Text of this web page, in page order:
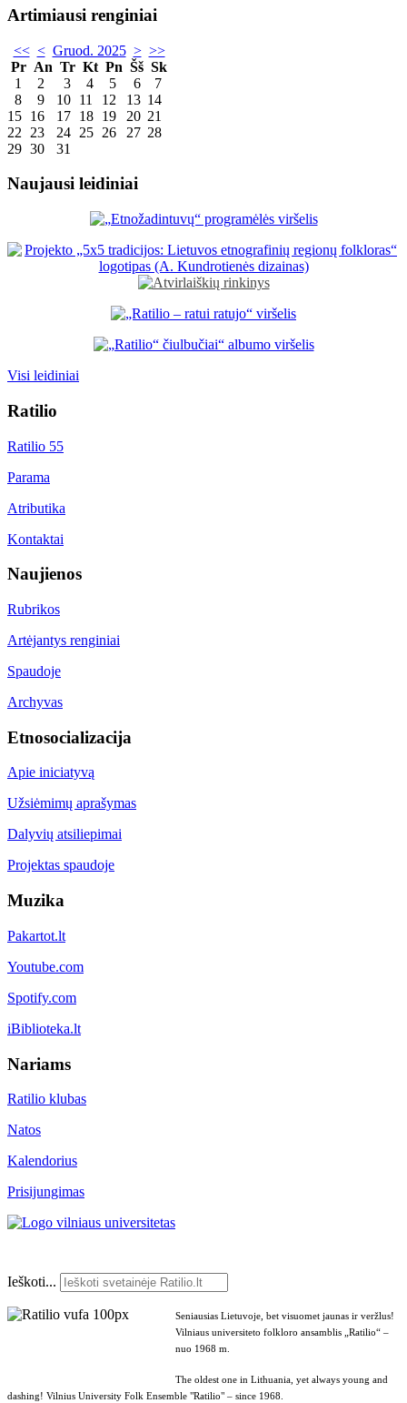
Artimiausi renginiai
<< < Gruod. 2025 > >>
Pr An Tr Kt Pn Šš Sk
1
2 3 4 5 6
7
8
9 10 11 12 13 14
15 16 17 18 19 20 21
22
23 24 25 26 27 28
29 30 31
Naujausi leidiniai
Visi leidiniai
Ratilio
Ratilio 55
Parama
Atributika
Kontaktai
Naujienos
Rubrikos
Artėjantys renginiai
Spaudoje
Archyvas
Etnosocializacija
Apie iniciatyvą
Užsiėmimų aprašymas
Dalyvių atsiliepimai
Projektas spaudoje
Muzika
Pakartot.lt
Youtube.com
Spotify.com
iBiblioteka.lt
Nariams
Ratilio klubas
Natos
Kalendorius
Prisijungimas
Ieškoti...
Seniausias Lietuvoje, bet visuomet jaunas ir veržlus!
Vilniaus universiteto folkloro ansamblis „Ratilio“ –
nuo 1968 m.
The oldest one in Lithuania, yet always young and
dashing! Vilnius University Folk Ensemble "Ratilio" – since 1968.